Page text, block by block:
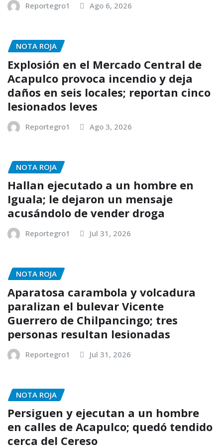
Reportegro1 Ago 6, 2026
NOTA ROJA
Explosión en el Mercado Central de
Acapulco provoca incendio y deja
daños en seis locales; reportan cinco
lesionados leves
Reportegro1 Ago 3, 2026
NOTA ROJA
Hallan ejecutado a un hombre en
Iguala; le dejaron un mensaje
acusándolo de vender droga
Reportegro1 Jul 31, 2026
NOTA ROJA
Aparatosa carambola y volcadura
paralizan el bulevar Vicente
Guerrero de Chilpancingo; tres
personas resultan lesionadas
Reportegro1 Jul 31, 2026
NOTA ROJA
Persiguen y ejecutan a un hombre
en calles de Acapulco; quedó tendido
cerca del Cereso